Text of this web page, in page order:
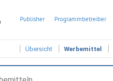
Publisher Programmbetreiber
Übersicht Werbemittel